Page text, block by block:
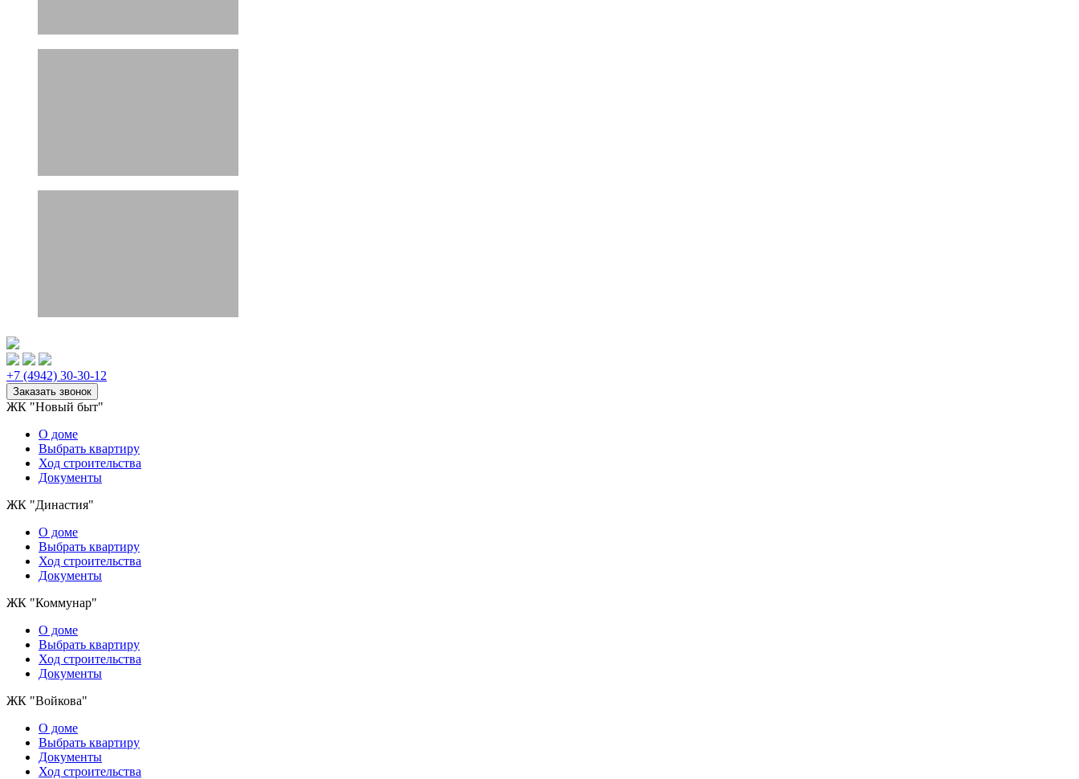
+7 (4942) 30-30-12
ЖК "Новый быт"
О доме
Выбрать квартиру
Ход строительства
Документы
ЖК "Династия"
О доме
Выбрать квартиру
Ход строительства
Документы
ЖК "Коммунар"
О домe
Выбрать квартиру
Ход строительства
Документы
ЖК "Войкова"
О доме
Выбрать квартиру
Документы
Ход строительства